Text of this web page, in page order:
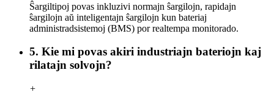
Ŝargiltipoj povas inkluzivi normajn ŝargilojn, rapidajn
ŝargilojn aŭ inteligentajn ŝargilojn kun bateriaj
administradsistemoj (BMS) por realtempa monitorado.
5. Kie mi povas akiri industriajn bateriojn kaj
rilatajn solvojn?
+